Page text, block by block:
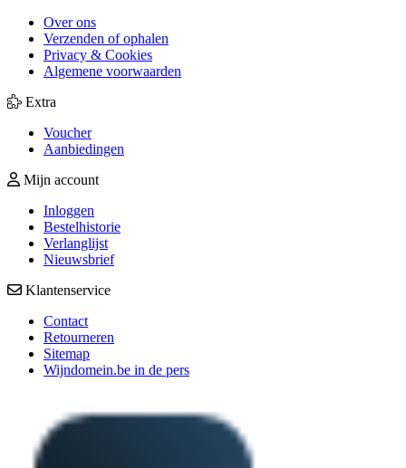
Over ons
Verzenden of ophalen
Privacy & Cookies
Algemene voorwaarden
Extra
Voucher
Aanbiedingen
Mijn account
Inloggen
Bestelhistorie
Verlanglijst
Nieuwsbrief
Klantenservice
Contact
Retourneren
Sitemap
Wijndomein.be in de pers